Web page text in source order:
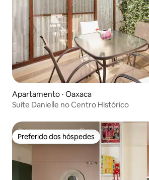
Apartamento ⋅ Oaxaca
Suíte Danielle no Centro Histórico
Preferido dos hóspedes
Preferido dos hóspedes